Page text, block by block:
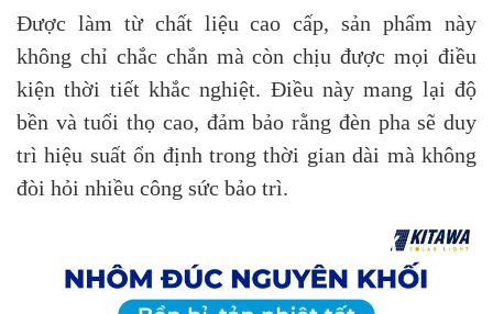
Được làm từ chất liệu cao cấp, sản phẩm này
không chỉ chắc chắn mà còn chịu được mọi điều
kiện thời tiết khắc nghiệt. Điều này mang lại độ
bền và tuổi thọ cao, đảm bảo rằng đèn pha sẽ duy
trì hiệu suất ổn định trong thời gian dài mà không
đòi hỏi nhiều công sức bảo trì.